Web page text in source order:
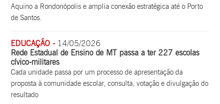
Aquino a Rondonópolis e amplia conexão estratégica até o Porto
de Santos.
EDUCAÇÃO -14/05/2026
Rede Estadual de Ensino de MT passa a ter 227 escolas
cívico-militares
Cada unidade passa por um processo de apresentação da
proposta à comunidade escolar, consulta, votação e divulgação do
resultado